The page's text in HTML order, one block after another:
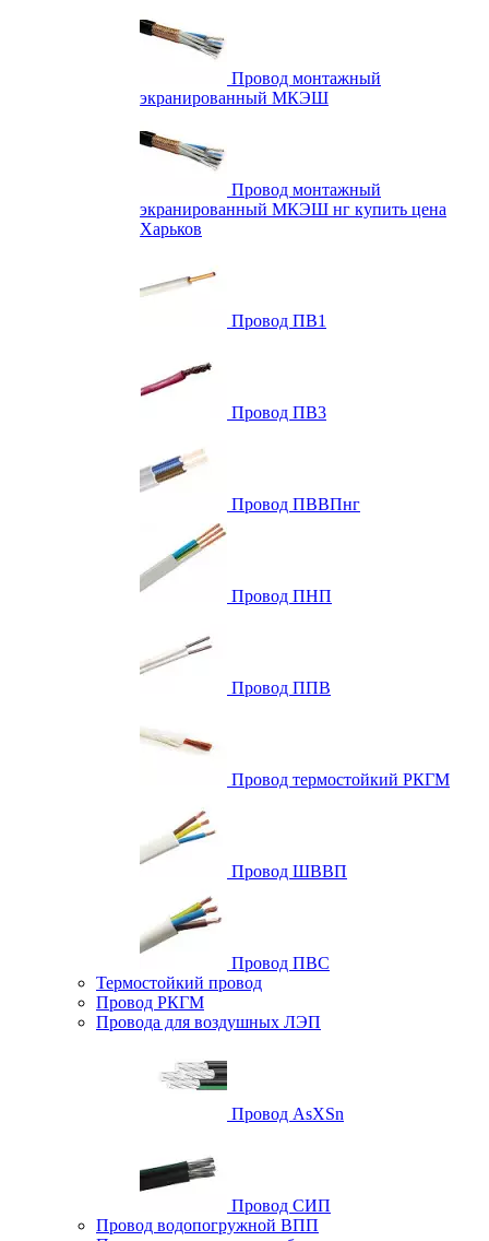
Провод монтажный
экранированный МКЭШ
Провод монтажный
экранированный МКЭШ нг купить цена
Харьков
Провод ПВ1
Провод ПВ3
Провод ПВВПнг
Провод ПНП
Провод ППВ
Провод термостойкий РКГМ
Провод ШВВП
Провод ПВС
Термостойкий провод
Провод РКГМ
Провода для воздушных ЛЭП
Провод AsXSn
Провод СИП
Провод водопогружной ВПП